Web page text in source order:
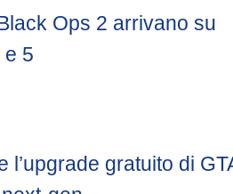
Ops 2 arrivano su
e 5
l’upgrade gratuito di